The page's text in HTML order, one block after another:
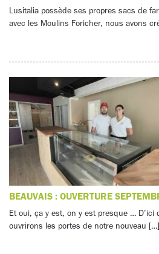
Lusitalia possède ses propres sacs de
avec les Moulins Foricher, nous avons
BEAUVAIS : OUVERTURE
Et oui, ça y est, on y est presque … D’ici
ouvrirons les portes de notre nouveau […]